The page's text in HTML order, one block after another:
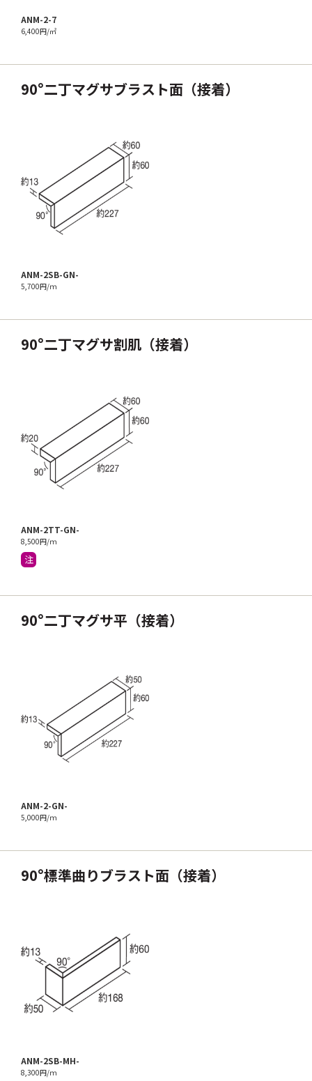
ANM-2-7
6,400円/㎡
90°二丁マグサブラスト面（接着）
ANM-2SB-GN-
5,700円/ｍ
90°二丁マグサ割肌（接着）
ANM-2TT-GN-
8,500円/ｍ
注
90°二丁マグサ平（接着）
ANM-2-GN-
5,000円/ｍ
90°標準曲りブラスト面（接着）
ANM-2SB-MH-
8,300円/ｍ